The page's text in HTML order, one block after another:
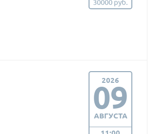
30000 руб.
2026
09
АВГУСТА